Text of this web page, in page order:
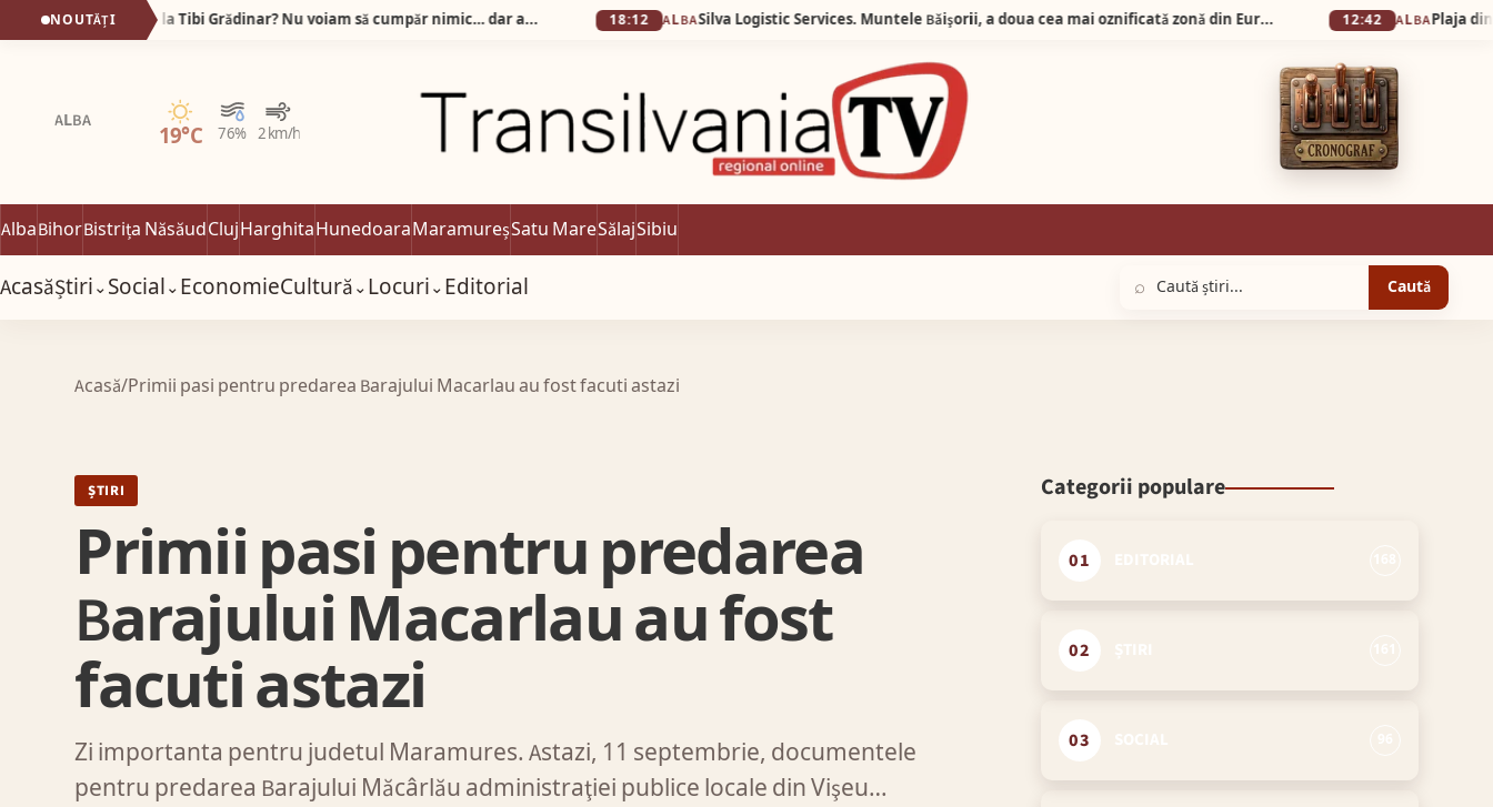
NOUTĂȚI De ce stau oamenii la rând la Tibi Grădinar? Nu voiam să cumpăr nimic… dar am plecat cu sacoșa plină! 18:12 ALBA Silva Logistic Services. Muntele Bǎişorii, a doua cea mai oznificatǎ zonǎ din Europa, un colț de rai unde sălbăticia Apusenilor întâlnește liniștea profundă a brazilor falnici. 12:42 ALBA
ALBA
19°C 76% 2 km/h
Senin
AlbaBihorBistrița NăsăudClujHarghitaHunedoaraMaramureșSatu MareSălajSibiu
AcasăȘtiri⌄Social⌄EconomieCultură⌄Locuri⌄Editorial ⌕ Caută
Acasă/Primii pasi pentru predarea Barajului Macarlau au fost facuti astazi
ȘTIRI
Primii pasi pentru predarea
Barajului Macarlau au fost
facuti astazi
Zi importanta pentru judetul Maramures. Astazi, 11 septembrie, documentele
pentru predarea Barajului Măcârlău administraţiei publice locale din Vişeu…
Categorii populare
01
02
03